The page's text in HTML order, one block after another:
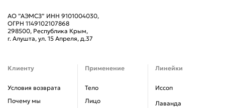
АО ”АЭМСЗ” ИНН 9101004030,
ОГРН 1149102107868
298500, Республика Крым,
г. Алушта, ул. 15 Апреля, д.37
Клиенту
Условия возврата
Почему мы
Применение
Тело
Лицо
Линейки
Иссоп
Лаванда